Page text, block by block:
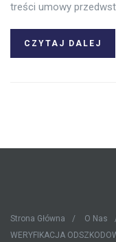
treści umowy
CZYTAJ DALEJ
Strona Główna O Nas
WERYFIKACJA